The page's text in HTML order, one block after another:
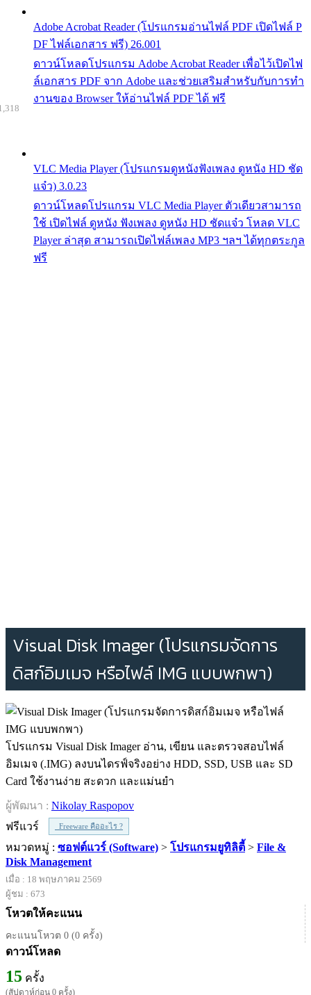
Adobe Acrobat Reader (โปรแกรมอ่านไฟล์ PDF เปิดไฟล์ P
DF ไฟล์เอกสาร ฟรี) 26.001
ดาวน์โหลดโปรแกรม Adobe Acrobat Reader เพื่อไว้เปิดไฟ
ล์เอกสาร PDF จาก Adobe และช่วยเสริมสำหรับกับการทำ
งานของ Browser ให้อ่านไฟล์ PDF ได้ ฟรี
VLC Media Player (โปรแกรมดูหนังฟังเพลง ดูหนัง HD ชัด
แจ๋ว) 3.0.23
ดาวน์โหลดโปรแกรม VLC Media Player ตัวเดียวสามารถ
ใช้ เปิดไฟล์ ดูหนัง ฟังเพลง ดูหนัง HD ชัดแจ๋ว โหลด VLC
Player ล่าสุด สามารถเปิดไฟล์เพลง MP3 ฯลฯ ได้ทุกตระกูล
ฟรี
Visual Disk Imager (โปรแกรมจัดการ
ดิสก์อิมเมจ หรือไฟล์ IMG แบบพกพา)
โปรแกรม Visual Disk Imager อ่าน, เขียน และตรวจสอบไฟล์
อิมเมจ (.IMG) ลงบนไดรฟ์จริงอย่าง HDD, SSD, USB และ SD
Card ใช้งานง่าย สะดวก และแม่นยำ
ผู้พัฒนา : Nikolay Raspopov
ฟรีแวร์
Freeware คืออะไร ?
หมวดหมู่ : ซอฟต์แวร์ (Software) > โปรแกรมยูทิลิตี้ > File &
Disk Management
เมื่อ : 18 พฤษภาคม 2569
ผู้ชม : 673
โหวตให้คะแนน
คะแนนโหวต 0 (0 ครั้ง)
ดาวน์โหลด
15 ครั้ง
(สัปดาห์ก่อน 0 ครั้ง)